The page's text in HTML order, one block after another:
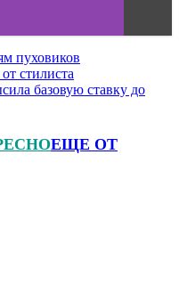
пуховиков
стилиста
базовую ставку до
ЕЩЕ ОТ